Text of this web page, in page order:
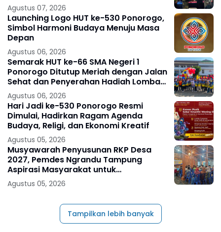
Agustus 07, 2026
Launching Logo HUT ke-530 Ponorogo,
Simbol Harmoni Budaya Menuju Masa
Depan
Agustus 06, 2026
Semarak HUT ke-66 SMA Negeri 1
Ponorogo Ditutup Meriah dengan Jalan
Sehat dan Penyerahan Hadiah Lomba
Ponorogo – Puncak peringatan Hari
Ulang
Agustus 06, 2026
Hari Jadi ke-530 Ponorogo Resmi
Dimulai, Hadirkan Ragam Agenda
Budaya, Religi, dan Ekonomi Kreatif
Agustus 05, 2026
Musyawarah Penyusunan RKP Desa
2027, Pemdes Ngrandu Tampung
Aspirasi Masyarakat untuk
Pembangunan Berkelanjutan
Agustus 05, 2026
Tampilkan lebih banyak